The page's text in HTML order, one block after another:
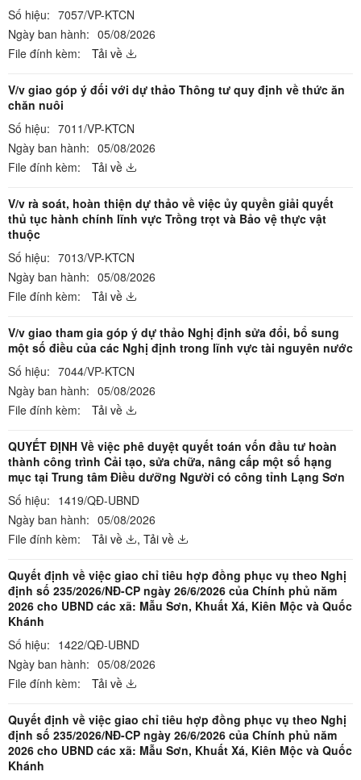
Số hiệu: 7057/VP-KTCN
Ngày ban hành: 05/08/2026
File đính kèm:
Tải về
V/v giao góp ý đối với dự thảo Thông tư quy định về thức ăn
chăn nuôi
Số hiệu: 7011/VP-KTCN
Ngày ban hành: 05/08/2026
File đính kèm:
Tải về
V/v rà soát, hoàn thiện dự thảo về việc ủy quyền giải quyết
thủ tục hành chính lĩnh vực Trồng trọt và Bảo vệ thực vật
thuộc
Số hiệu: 7013/VP-KTCN
Ngày ban hành: 05/08/2026
File đính kèm:
Tải về
V/v giao tham gia góp ý dự thảo Nghị định sửa đổi, bổ sung
một số điều của các Nghị định trong lĩnh vực tài nguyên nước
Số hiệu: 7044/VP-KTCN
Ngày ban hành: 05/08/2026
File đính kèm:
Tải về
QUYẾT ĐỊNH Về việc phê duyệt quyết toán vốn đầu tư hoàn
thành công trình Cải tạo, sửa chữa, nâng cấp một số hạng
mục tại Trung tâm Điều dưỡng Người có công tỉnh Lạng Sơn
Số hiệu: 1419/QĐ-UBND
Ngày ban hành: 05/08/2026
File đính kèm:
Tải về , Tải về
Quyết định về việc giao chỉ tiêu hợp đồng phục vụ theo Nghị
định số 235/2026/NĐ-CP ngày 26/6/2026 của Chính phủ năm
2026 cho UBND các xã: Mẫu Sơn, Khuất Xá, Kiên Mộc và Quốc
Khánh
Số hiệu: 1422/QĐ-UBND
Ngày ban hành: 05/08/2026
File đính kèm:
Tải về
Quyết định về việc giao chỉ tiêu hợp đồng phục vụ theo Nghị
định số 235/2026/NĐ-CP ngày 26/6/2026 của Chính phủ năm
2026 cho UBND các xã: Mẫu Sơn, Khuất Xá, Kiên Mộc và Quốc
Khánh